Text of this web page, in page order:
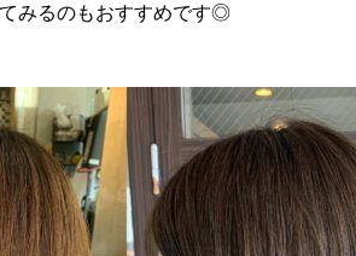
みるのもおすすめです◎